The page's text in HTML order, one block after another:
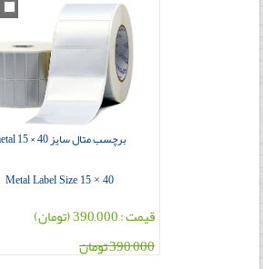
برچسب متال سایز 40 × 15 metal
Metal Label Size 15 × 40
قیمت : 390,000 (تومان)
390,000 تومان